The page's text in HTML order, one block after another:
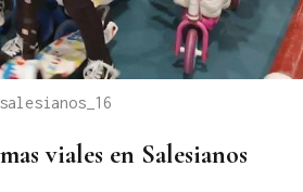
viales en Salesianos